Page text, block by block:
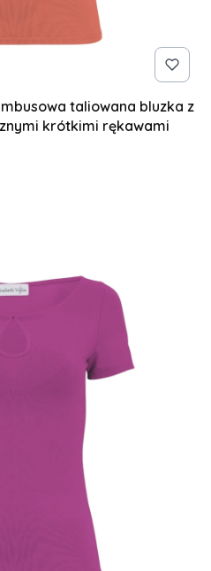
taliowana bluzka z
krótkimi rękawami